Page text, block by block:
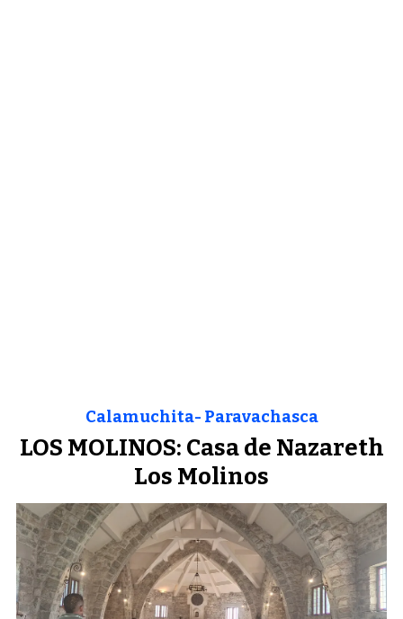
LOS MOLINOS: Casa de Nazareth
Los Molinos
Calamuchita- Paravachasca